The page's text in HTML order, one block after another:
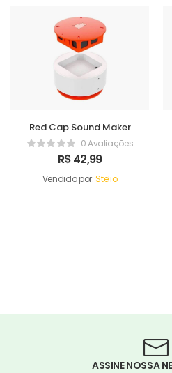
Red Cap Sound Maker
0 Avaliações
R$42,99
Vendido por:Stelio
ASSINE NOSSA